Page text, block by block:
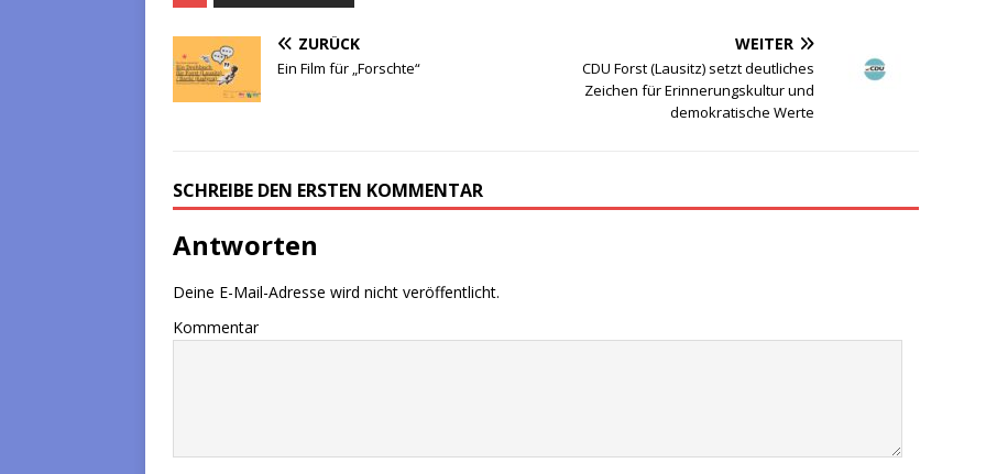
ZURÜCK
Ein Film für „Forschte“
WEITER
CDU Forst (Lausitz) setzt deutliches
Zeichen für Erinnerungskultur und
demokratische Werte
SCHREIBE DEN ERSTEN KOMMENTAR
Antworten
Deine E-Mail-Adresse wird nicht veröffentlicht.
Kommentar